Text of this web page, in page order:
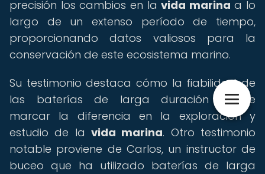
precisión los cambios en lavida marina a lo
largo de un extenso período de tiempo,
proporcionando datos valiosos para la
conservación de este ecosistema marino.
Su testimonio destaca cómo la fiabilidad de
las baterías de larga duración puede
marcar la diferencia en la exploración y
estudio de la vida marina. Otro testimonio
notable proviene de Carlos, un instructor de
buceo que ha utilizado baterías de larga